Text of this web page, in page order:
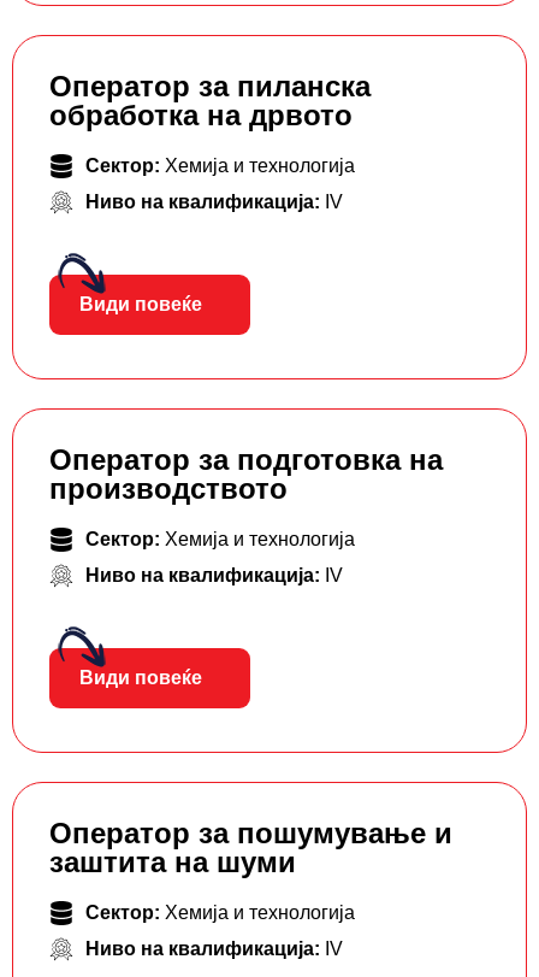
Оператор за пиланска
обработка на дрвото
Сектор: Хемија и технологија
Ниво на квалификација: IV
Види повеќе
Оператор за подготовка на
производството
Сектор: Хемија и технологија
Ниво на квалификација: IV
Види повеќе
Оператор за пошумување и
заштита на шуми
Сектор: Хемија и технологија
Ниво на квалификација: IV